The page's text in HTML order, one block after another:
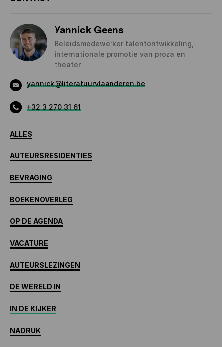
ALLES
AUTEURSRESIDENTIES
BEVRAGING
BOEKENOVERLEG
OP DE AGENDA
VACATURE
AUTEURSLEZINGEN
DE WERELD IN
IN DE KIJKER
NADRUK
Yannick Geens
Beleidsmedewerker talentontwikkeling,
internationale promotie van proza en
theater
yannick@literatuurvlaanderen.be
+32 3 270 31 61